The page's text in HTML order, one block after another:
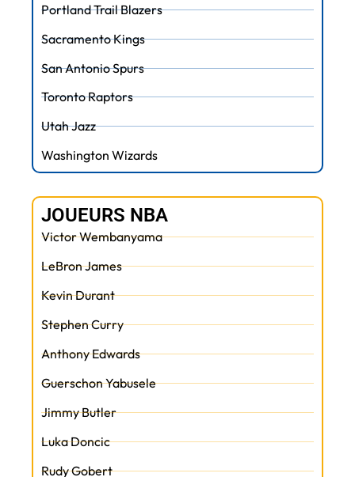
Portland Trail Blazers
Sacramento Kings
San Antonio Spurs
Toronto Raptors
Utah Jazz
Washington Wizards
JOUEURS NBA
Victor Wembanyama
LeBron James
Kevin Durant
Stephen Curry
Anthony Edwards
Guerschon Yabusele
Jimmy Butler
Luka Doncic
Rudy Gobert